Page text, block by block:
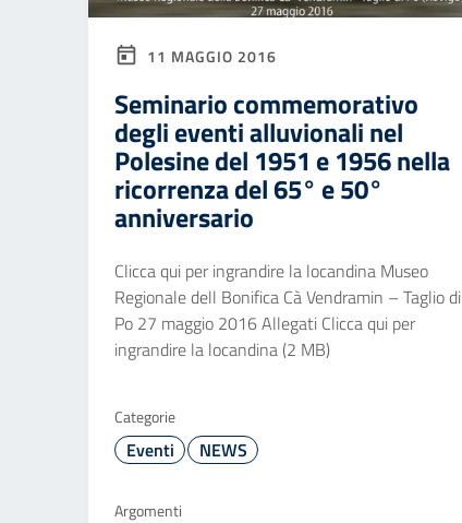
11 MAGGIO 2016
Seminario commemorativo
degli eventi alluvionali nel
Polesine del 1951 e 1956 nella
ricorrenza del 65° e 50°
anniversario
Clicca qui per ingrandire la locandina Museo
Regionale dell Bonifica Cà Vendramin – Taglio di
Po 27 maggio 2016 Allegati Clicca qui per
ingrandire la locandina (2 MB)
Categorie
Eventi NEWS
Argomenti